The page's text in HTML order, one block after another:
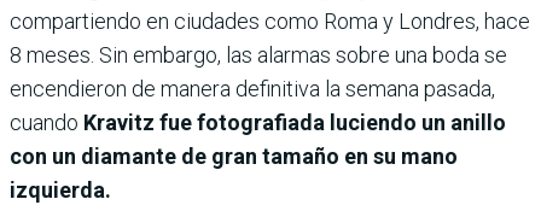
compartiendo en ciudades como Roma y Londres, hace
8 meses. Sin embargo, las alarmas sobre una boda se
encendieron de manera definitiva la semana pasada,
cuando Kravitz fue fotografiada luciendo un anillo
con un diamante de gran tamaño en su mano
izquierda.